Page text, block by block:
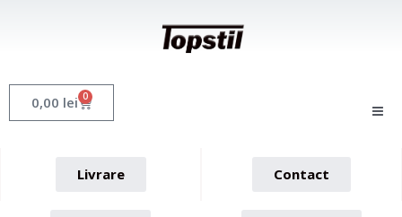
0,00 lei 0 Cart
Livrare Contact